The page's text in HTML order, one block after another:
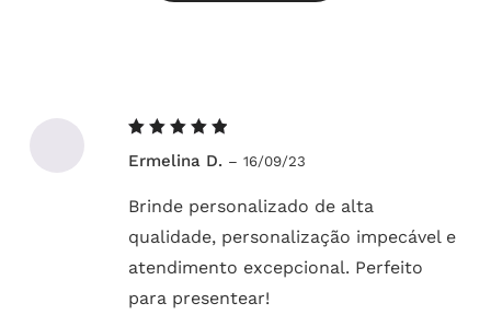
5de 5
Ermelina D. – 16/09/23
Brinde personalizado de alta
qualidade, personalização impecável e
atendimento excepcional. Perfeito
para presentear!